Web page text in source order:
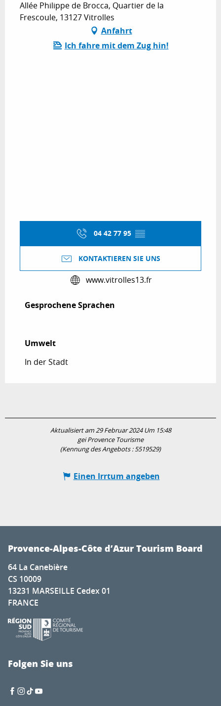
Allée Philippe de Brocca, Quartier de la
Frescoule, 13127 Vitrolles
Anfahrt
Ich fahre mit dem Zug hin!
04 42 77 95 ▒▒
KONTAKTIEREN SIE UNS
www.vitrolles13.fr
Gesprochene Sprachen
Gesprochene Sprachen
Umwelt
Umwelt
In der Stadt
Aktualisiert am 29 Februar 2024 Um 15:48
gei Provence Tourisme
(Kennung des Angebots :5519529)
Einen Irrtum angeben
Provence-Alpes-Côte d’Azur Tourism Board
64 La Canebière
CS 10009
13231 MARSEILLE Cedex 01
FRANCE
Folgen Sie uns